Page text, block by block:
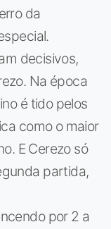
da
decisivos,
Na época
é tido pelos
como o maior
E Cerezo só
partida,
por 2 a